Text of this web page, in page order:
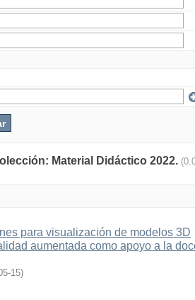
Material Didáctico 2022.
para visualización de modelos 3D
aumentada como apoyo a la
15)